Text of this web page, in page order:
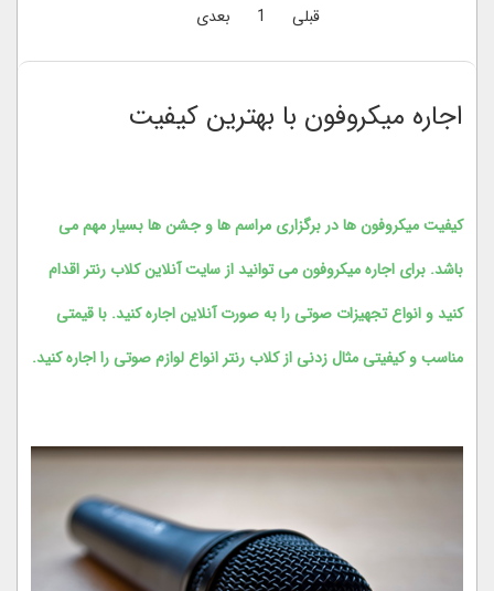
قبلی 1 بعدی
اجاره میکروفون با بهترین کیفیت
کیفیت میکروفون ها در برگزاری مراسم ها و جشن ها بسیار مهم می
باشد. برای اجاره میکروفون می توانید از سایت آنلاین کلاب رنتر اقدام
کنید و انواع تجهیزات صوتی را به صورت آنلاین اجاره کنید. با قیمتی
مناسب و کیفیتی مثال زدنی از کلاب رنتر انواع لوازم صوتی را اجاره کنید.